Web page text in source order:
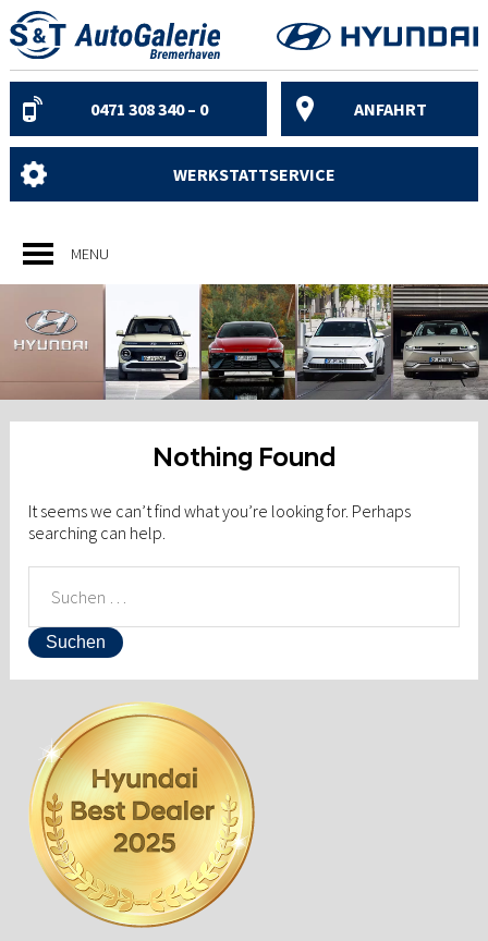
Skip
to
content
0471 308 340 – 0 ANFAHRT
WERKSTATTSERVICE
MENU
Nothing Found
It seems we can’t find what you’re looking for. Perhaps
searching can help.
NACH: